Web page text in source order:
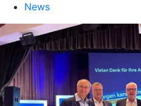
News